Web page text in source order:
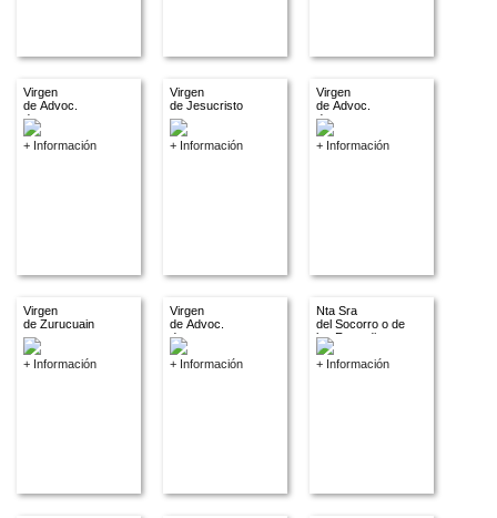
Virgen
de Advoc.
descon.
+ Información
Virgen
de Jesucristo
+ Información
Virgen
de Advoc.
descon.
+ Información
Virgen
de Zurucuain
+ Información
Virgen
de Advoc.
descon.
+ Información
Nta Sra
del Socorro o de
los Remedios
+ Información